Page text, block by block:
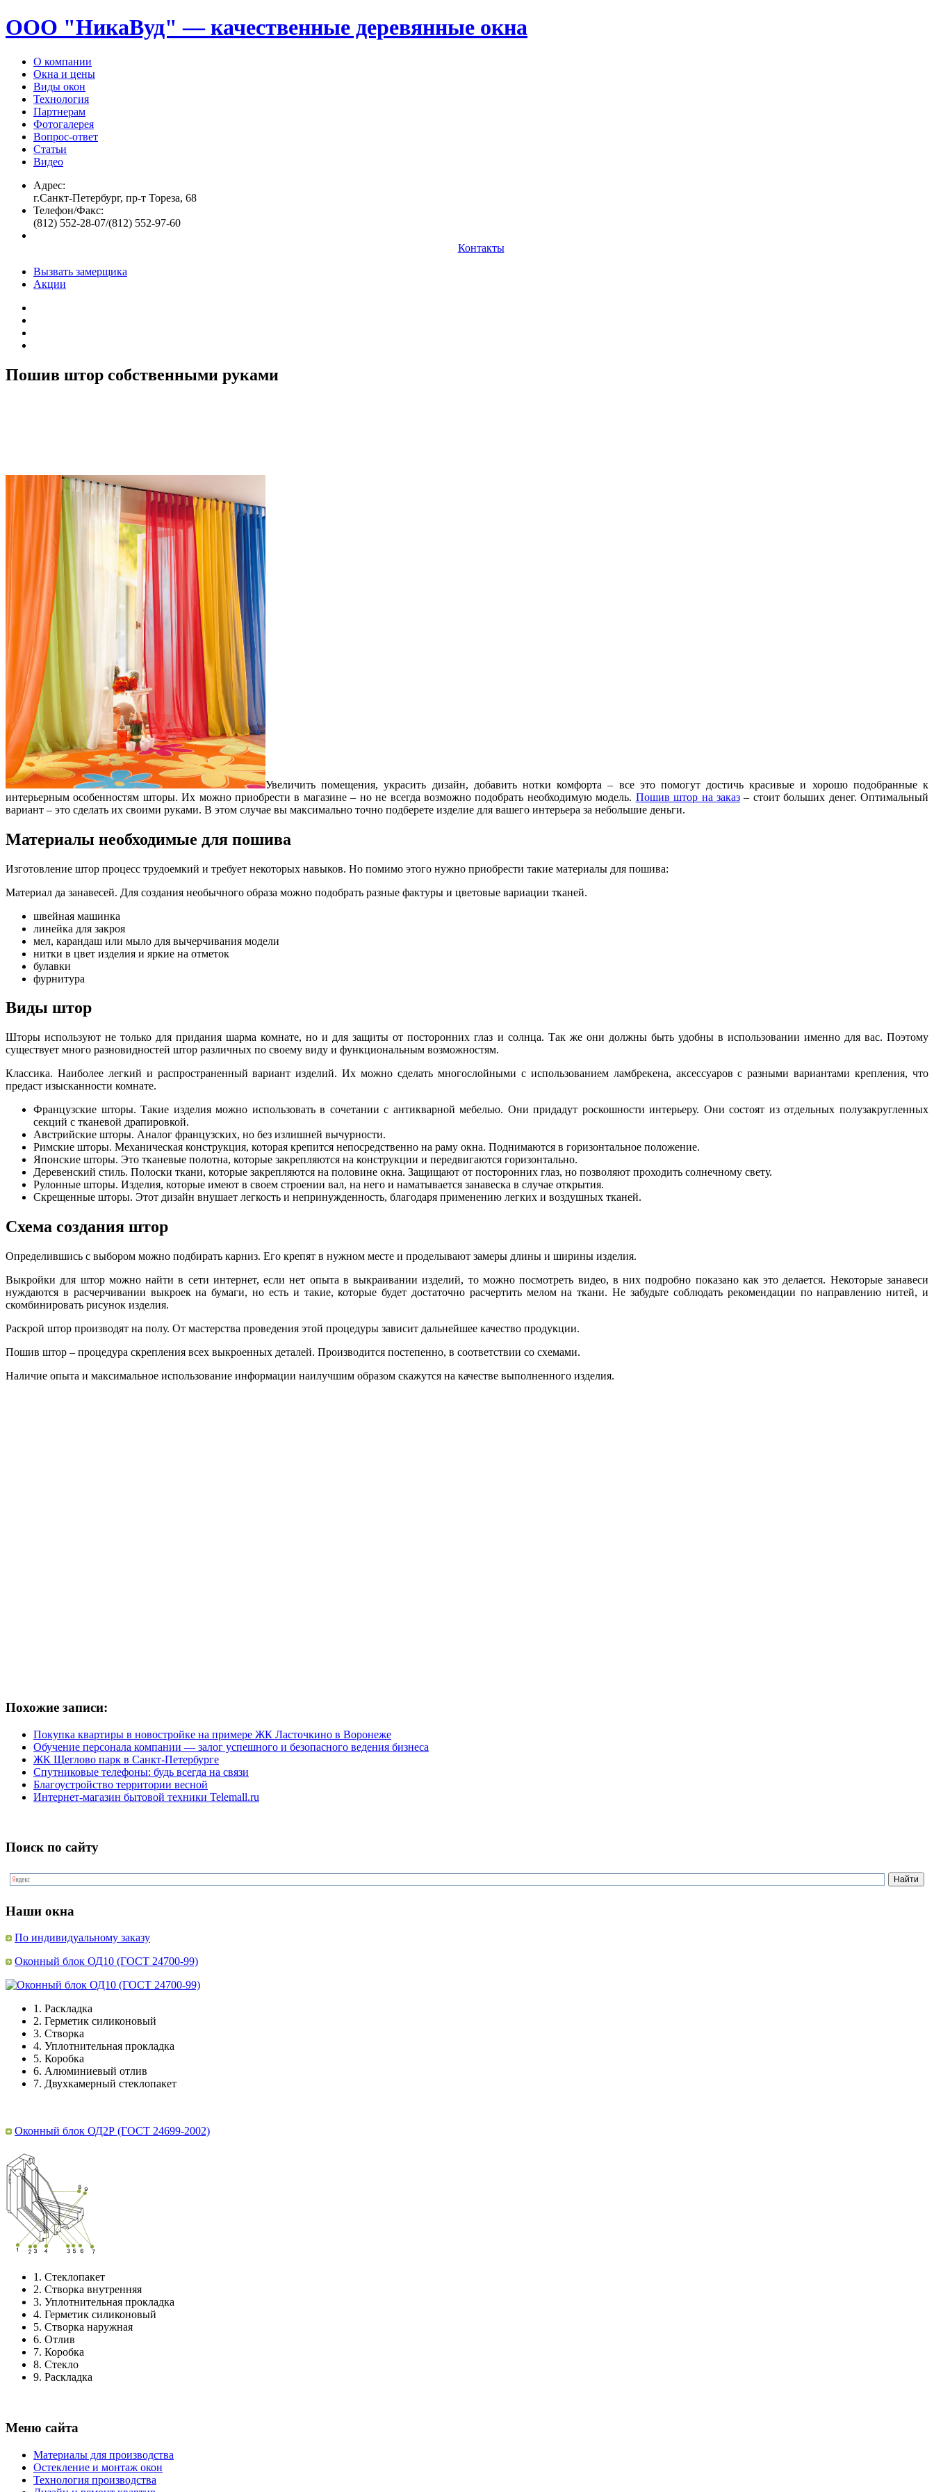
ООО "НикаВуд" — качественные деревянные окна
О компании
Окна и цены
Виды окон
Технология
Партнерам
Фотогалерея
Вопрос-ответ
Статьи
Видео
Адрес:
г.Санкт-Петербург, пр-т Тореза, 68
Телефон/Факс:
(812) 552-28-07/(812) 552-97-60
Контакты
Вызвать замерщика
Акции
Пошив штор собственными руками
Увеличить помещения, украсить дизайн, добавить нотки комфорта – все это помогут достичь красивые и хорошо подобранные к
интерьерным особенностям шторы. Их можно приобрести в магазине – но не всегда возможно подобрать необходимую модель. Пошив штор на заказ– стоит больших денег. Оптимальный
вариант – это сделать их своими руками. В этом случае вы максимально точно подберете изделие для вашего интерьера за небольшие деньги.
Материалы необходимые для пошива
Изготовление штор процесс трудоемкий и требует некоторых навыков. Но помимо этого нужно приобрести такие материалы для пошива:
Материал да занавесей. Для создания необычного образа можно подобрать разные фактуры и цветовые вариации тканей.
швейная машинка
линейка для закроя
мел, карандаш или мыло для вычерчивания модели
нитки в цвет изделия и яркие на отметок
булавки
фурнитура
Виды штор
Шторы используют не только для придания шарма комнате, но и для защиты от посторонних глаз и солнца. Так же они должны быть удобны в использовании именно для вас. Поэтому
существует много разновидностей штор различных по своему виду и функциональным возможностям.
Классика. Наиболее легкий и распространенный вариант изделий. Их можно сделать многослойными с использованием ламбрекена, аксессуаров с разными вариантами крепления, что
предаст изысканности комнате.
Французские шторы. Такие изделия можно использовать в сочетании с антикварной мебелью. Они придадут роскошности интерьеру. Они состоят из отдельных полузакругленных
секций с тканевой драпировкой.
Австрийские шторы. Аналог французских, но без излишней вычурности.
Римские шторы. Механическая конструкция, которая крепится непосредственно на раму окна. Поднимаются в горизонтальное положение.
Японские шторы. Это тканевые полотна, которые закрепляются на конструкции и передвигаются горизонтально.
Деревенский стиль. Полоски ткани, которые закрепляются на половине окна. Защищают от посторонних глаз, но позволяют проходить солнечному свету.
Рулонные шторы. Изделия, которые имеют в своем строении вал, на него и наматывается занавеска в случае открытия.
Скрещенные шторы. Этот дизайн внушает легкость и непринужденность, благодаря применению легких и воздушных тканей.
Схема создания штор
Определившись с выбором можно подбирать карниз. Его крепят в нужном месте и проделывают замеры длины и ширины изделия.
Выкройки для штор можно найти в сети интернет, если нет опыта в выкраивании изделий, то можно посмотреть видео, в них подробно показано как это делается. Некоторые занавеси
нуждаются в расчерчивании выкроек на бумаги, но есть и такие, которые будет достаточно расчертить мелом на ткани. Не забудьте соблюдать рекомендации по направлению нитей, и
скомбинировать рисунок изделия.
Раскрой штор производят на полу. От мастерства проведения этой процедуры зависит дальнейшее качество продукции.
Пошив штор – процедура скрепления всех выкроенных деталей. Производится постепенно, в соответствии со схемами.
Наличие опыта и максимальное использование информации наилучшим образом скажутся на качестве выполненного изделия.
Похожие записи:
Покупка квартиры в новостройке на примере ЖК Ласточкино в Воронеже
Обучение персонала компании — залог успешного и безопасного ведения бизнеса
ЖК Щеглово парк в Санкт-Петербурге
Спутниковые телефоны: будь всегда на связи
Благоустройство территории весной
Интернет-магазин бытовой техники Telemall.ru
Поиск по сайту
Наши окна
По индивидуальному заказу
Оконный блок ОД10 (ГОСТ 24700-99)
1. Раскладка
2. Герметик силиконовый
3. Створка
4. Уплотнительная прокладка
5. Коробка
6. Алюминиевый отлив
7. Двухкамерный стеклопакет
Оконный блок ОД2Р (ГОСТ 24699-2002)
1. Стеклопакет
2. Створка внутренняя
3. Уплотнительная прокладка
4. Герметик силиконовый
5. Створка наружная
6. Отлив
7. Коробка
8. Стекло
9. Раскладка
Меню сайта
Материалы для производства
Остекление и монтаж окон
Технология производства